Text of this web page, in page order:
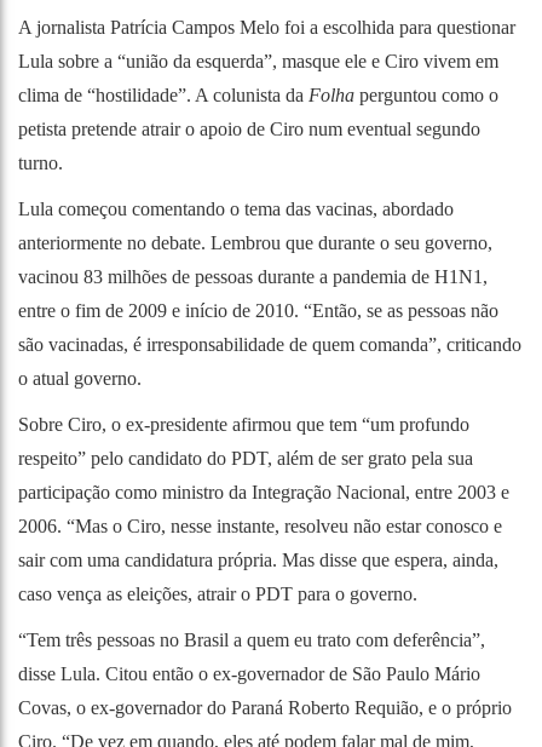
A jornalista Patrícia Campos Melo foi a escolhida para questionar
Lula sobre a “união da esquerda”, masque ele e Ciro vivem em
clima de “hostilidade”. A colunista da Folha perguntou como o
petista pretende atrair o apoio de Ciro num eventual segundo
turno.
Lula começou comentando o tema das vacinas, abordado
anteriormente no debate. Lembrou que durante o seu governo,
vacinou 83 milhões de pessoas durante a pandemia de H1N1,
entre o fim de 2009 e início de 2010. “Então, se as pessoas não
são vacinadas, é irresponsabilidade de quem comanda”, criticando
o atual governo.
Sobre Ciro, o ex-presidente afirmou que tem “um profundo
respeito” pelo candidato do PDT, além de ser grato pela sua
participação como ministro da Integração Nacional, entre 2003 e
2006. “Mas o Ciro, nesse instante, resolveu não estar conosco e
sair com uma candidatura própria. Mas disse que espera, ainda,
caso vença as eleições, atrair o PDT para o governo.
“Tem três pessoas no Brasil a quem eu trato com deferência”,
disse Lula. Citou então o ex-governador de São Paulo Mário
Covas, o ex-governador do Paraná Roberto Requião, e o próprio
Ciro. “De vez em quando, eles até podem falar mal de mim,